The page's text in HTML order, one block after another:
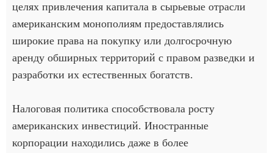
целях привлечения капитала в сырьевые отрасли
американским монополиям предоставлялись
широкие права на покупку или долгосрочную
аренду обширных территорий с правом разведки и
разработки их естественных богатств.
Налоговая политика способствовала росту
американских инвестиций. Иностранные
корпорации находились даже в более